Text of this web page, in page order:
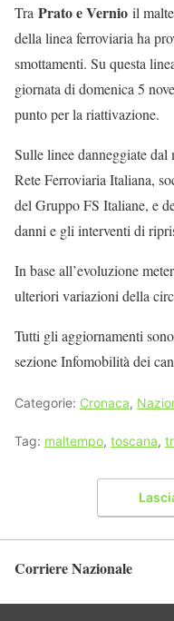
Tra Prato e Vernio il
della linea ferroviaria ha
smottamenti. Su questa
giornata di domenica 5
punto per la riattivazione.
Sulle linee danneggiate
Rete Ferroviaria Italiana,
del Gruppo FS Italiane, e
danni e gli interventi di
In base all’evoluzione
ulteriori variazioni della
Tutti gli aggiornamenti
sezione Infomobilità dei
Categorie: Cronaca,
Tag: maltempo, toscana,
Corriere Nazionale